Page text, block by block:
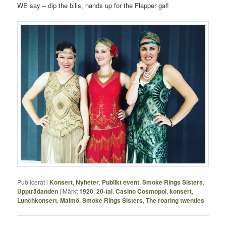
WE say – dip the bills, hands up for the Flapper gal!
Publicerat i Konsert,Nyheter, Publikt event,Smoke Rings Sisters,
Uppträdanden | Märkt1920,20-tal,Casino Cosmopol,konsert,
Lunchkonsert,Malmö,Smoke Rings Sisters,The roaring twenties